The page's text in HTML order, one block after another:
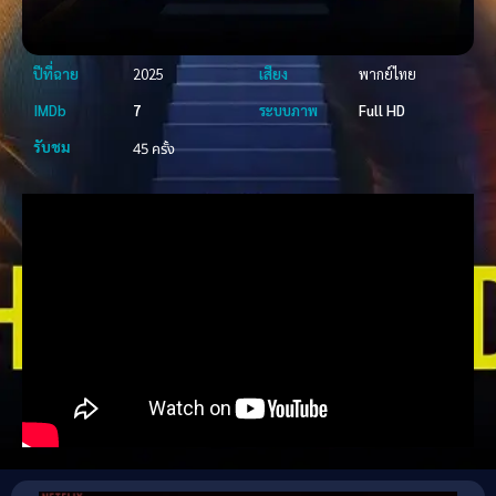
ปีที่ฉาย 2025 เสียง
พากย์ไทย
IMDb
7 ระบบภาพ
Full HD
รับชม
45 ครั้ง